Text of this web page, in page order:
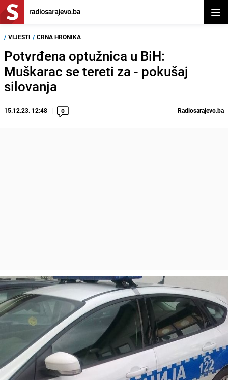
/ VIJESTI / CRNA HRONIKA
Potvrđena optužnica u BiH:
Muškarac se tereti za - pokušaj
silovanja
15.12.23. 12:48 0 Radiosarajevo.ba